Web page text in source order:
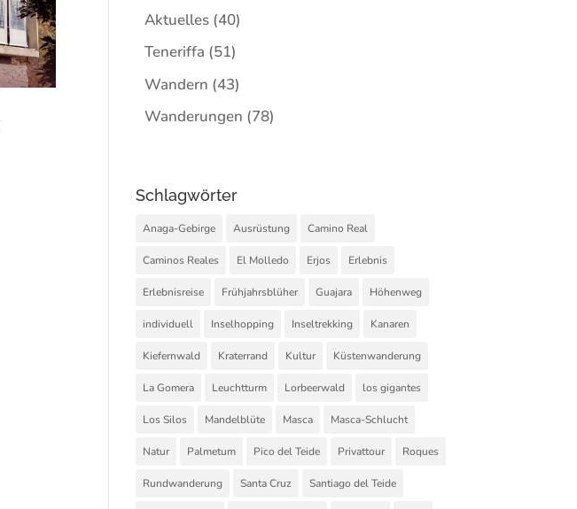
Aktuelles(40)
Teneriffa (51)
Wandern (43)
Wanderungen (78)
Schlagwörter
Anaga-Gebirge Ausrüstung Camino Real
Caminos Reales El Molledo Erjos Erlebnis
Erlebnisreise Frühjahrsblüher Guajara Höhenweg
individuell Inselhopping Inseltrekking Kanaren
Kiefernwald Kraterrand Kultur Küstenwanderung
La Gomera Leuchtturm Lorbeerwald los gigantes
Los Silos Mandelblüte Masca Masca-Schlucht
Natur Palmetum Pico del Teide Privattour Roques
Rundwanderung Santa Cruz Santiago del Teide